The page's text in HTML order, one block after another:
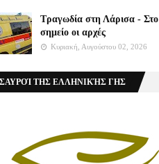
Τραγωδία στη Λάρισα - Στο
σημείο οι αρχές
Κυριακή, Αυγούστου 02, 2026
ΤΗΣ ΕΛΛΗΝΙΚΉΣ ΓΗΣ